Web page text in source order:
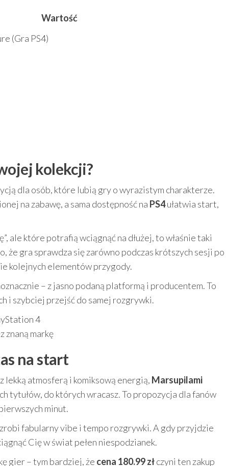
Wartość
(Gra PS4)
kolekcji?
dla osób, które lubią gry o wyrazistym charakterze.
na zabawę, a sama dostępność na PS4ułatwia start,
ale które potrafią wciągnąć na dłużej, to właśnie taki
że gra sprawdza się zarówno podczas krótszych sesji po
kolejnych elementów przygody.
– z jasno podaną platformą i producentem. To
i szybciej przejść do samej rozgrywki.
4
znaną markę
na start
lekką atmosferą i komiksową energią, Marsupilami
tytułów, do których wracasz. To propozycja dla fanów
minut.
fabularny vibe i tempo rozgrywki. A gdy przyjdzie
Cię w świat pełen niespodzianek.
gier – tym bardziej, że cena 180.99 złczyni ten zakup